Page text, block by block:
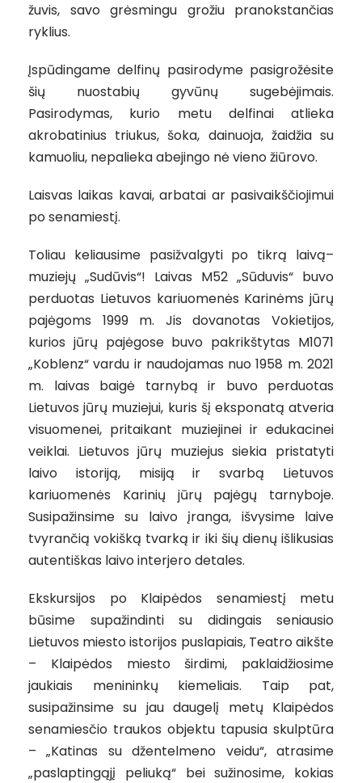
žuvis, savo grėsmingu grožiu pranokstančias
ryklius.
Įspūdingame delfinų pasirodyme pasigrožėsite
šių nuostabių gyvūnų sugebėjimais.
Pasirodymas, kurio metu delfinai atlieka
akrobatinius triukus, šoka, dainuoja, žaidžia su
kamuoliu, nepalieka abejingo nė vieno žiūrovo.
Laisvas laikas kavai, arbatai ar pasivaikščiojimui
po senamiestį.
Toliau keliausime pasižvalgyti po tikrą laivą–
muziejų „Sudūvis“! Laivas M52 „Sūduvis“ buvo
perduotas Lietuvos kariuomenės Karinėms jūrų
pajėgoms 1999 m. Jis dovanotas Vokietijos,
kurios jūrų pajėgose buvo pakrikštytas M1071
„Koblenz“ vardu ir naudojamas nuo 1958 m. 2021
m. laivas baigė tarnybą ir buvo perduotas
Lietuvos jūrų muziejui, kuris šį eksponatą atveria
visuomenei, pritaikant muziejinei ir edukacinei
veiklai. Lietuvos jūrų muziejus siekia pristatyti
laivo istoriją, misiją ir svarbą Lietuvos
kariuomenės Karinių jūrų pajėgų tarnyboje.
Susipažinsime su laivo įranga, išvysime laive
tvyrančią vokišką tvarką ir iki šių dienų išlikusias
autentiškas laivo interjero detales.
Ekskursijos po Klaipėdos senamiestį metu
būsime supažindinti su didingais seniausio
Lietuvos miesto istorijos puslapiais, Teatro aikšte
– Klaipėdos miesto širdimi, paklaidžiosime
jaukiais menininkų kiemeliais. Taip pat,
susipažinsime su jau daugelį metų Klaipėdos
senamiesčio traukos objektu tapusia skulptūra
– „Katinas su džentelmeno veidu“, atrasime
„paslaptingąjį peliuką“ bei sužinosime, kokias